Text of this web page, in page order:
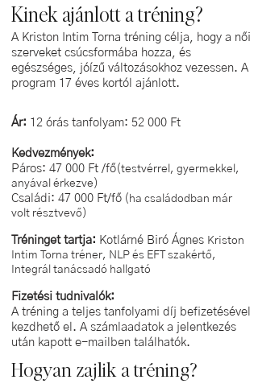
Kinek ajánlott a tréning?
A Kriston Intim Torna tréning célja, hogy a női
szerveket csúcsformába hozza, és
egészséges, jóízű változásokhoz vezessen. A
program 17 éves kortól ajánlott.
Ár: 12 órás tanfolyam: 52 000 Ft
Kedvezmények:
Páros: 47 000 Ft /fő(testvérrel, gyermekkel,
anyával érkezve)
Családi: 47 000 Ft/fő (ha családodban már
volt résztvevő)
Tréninget tartja: Kotlárné Biró Ágnes Kriston
Intim Torna tréner, NLP és EFT szakértő,
Integrál tanácsadó hallgató
Fizetési tudnivalók:
A tréning a teljes tanfolyami díj befizetésével
kezdhető el. A számlaadatok a jelentkezés
után kapott e-mailben találhatók.
Hogyan zajlik a tréning?